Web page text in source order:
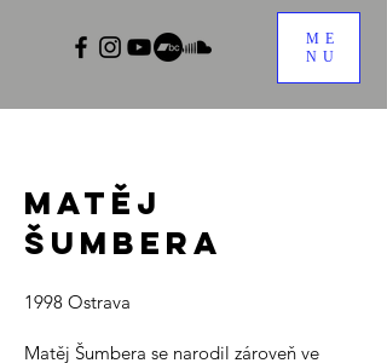
ME
NU
Matěj
Šumbera
1998 Ostrava
Matěj Šumbera se narodil zároveň ve